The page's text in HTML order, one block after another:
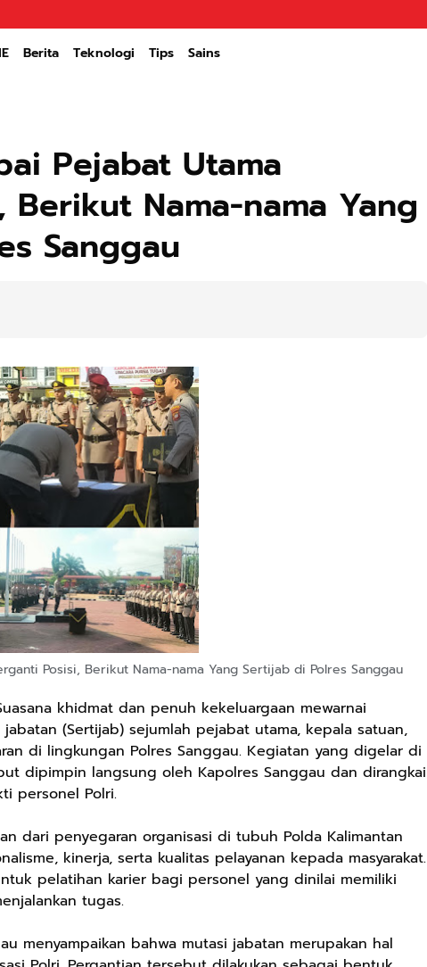
Berita Teknologi Tips Sains
Pejabat Utama
Nama-nama Yang
Sanggau
Posisi, Berikut Nama-nama Yang Sertijab di Polres Sanggau
khidmat dan penuh kekeluargaan mewarnai
(Sertijab) sejumlah pejabat utama, kepala satuan,
di lingkungan Polres Sanggau. Kegiatan yang digelar di
dipimpin langsung oleh Kapolres Sanggau dan dirangkai
personel Polri.
dari penyegaran organisasi di tubuh Polda Kalimantan
kinerja, serta kualitas pelayanan kepada masyarakat.
pelatihan karier bagi personel yang dinilai memiliki
tugas.
menyampaikan bahwa mutasi jabatan merupakan hal